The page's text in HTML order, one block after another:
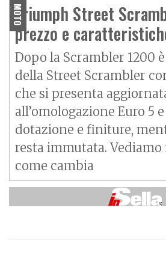
MOTO
Triumph Street
prezzo e
Dopo la Scrambler 1200
della Street Scrambler
che si presenta
all’omologazione Euro 5
dotazione e finiture,
resta immutata.
come cambia